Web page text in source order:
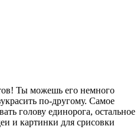
Ты можешь его немного
по-другому. Самое
голову единорога, остальное
и картинки для срисовки